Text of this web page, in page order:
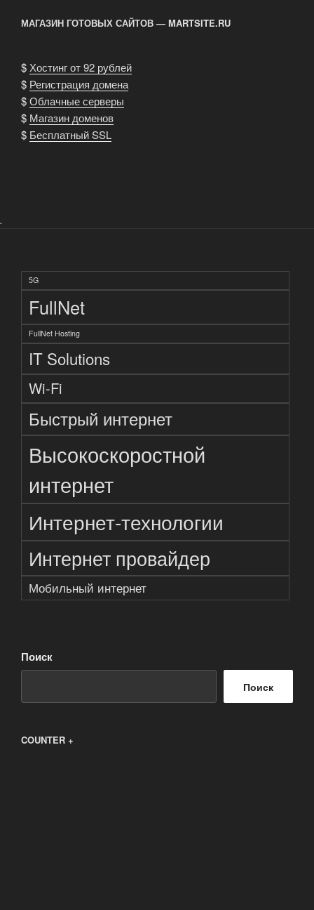
МАГАЗИН ГОТОВЫХ САЙТОВ — MARTSITE.RU
$ Хостинг от 92 рублей
$ Регистрация домена
$Облачные серверы
$ Магазин доменов
$ Бесплатный SSL
.
5G
FullNet
FullNet Hosting
IT Solutions
Wi-Fi
Быстрый интернет
Высокоскоростной
интернет
Интернет-технологии
Интернет провайдер
Мобильный интернет
Поиск
Поиск
COUNTER +